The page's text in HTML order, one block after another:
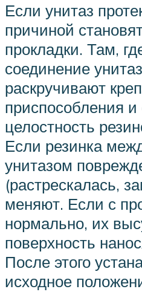
Если унитаз
причиной
прокладки. Там,
соединение
раскручивают
приспособления
целостность
Если резинка
унитазом
(растрескалась,
меняют. Если с
нормально, их
поверхность
После этого
исходное